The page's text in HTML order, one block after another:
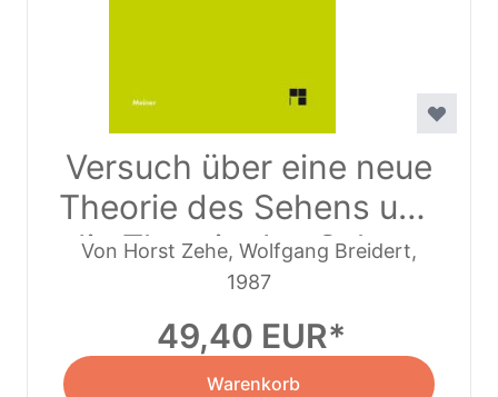
Versuch über eine neue
Theorie des Sehens und
die Theorie des Sehens
oder der visuellen
Sprache verteidigt und
erklärt
Von Horst Zehe, Wolfgang Breidert,
Wolfgang Breidert, George Berkeley
1987
49,40 EUR
Warenkorb